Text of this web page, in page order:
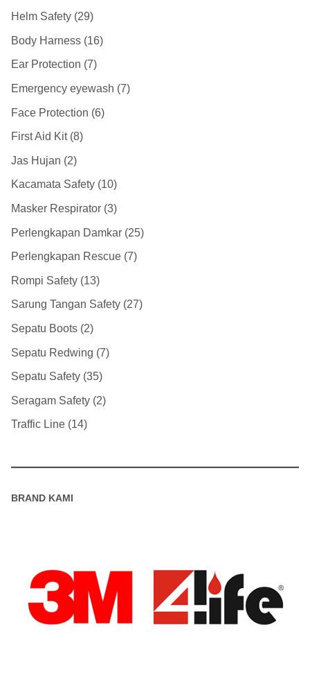
Helm Safety 29
Body Harness 16
Ear Protection 7
Emergency eyewash 7
Face Protection 6
First Aid Kit 8
Jas Hujan 2
Kacamata Safety 10
Masker Respirator 3
Perlengkapan Damkar 25
Perlengkapan Rescue 7
Rompi Safety 13
Sarung Tangan Safety 27
Sepatu Boots 2
Sepatu Redwing 7
Sepatu Safety 35
Seragam Safety 2
Traffic Line 14
BRAND KAMI